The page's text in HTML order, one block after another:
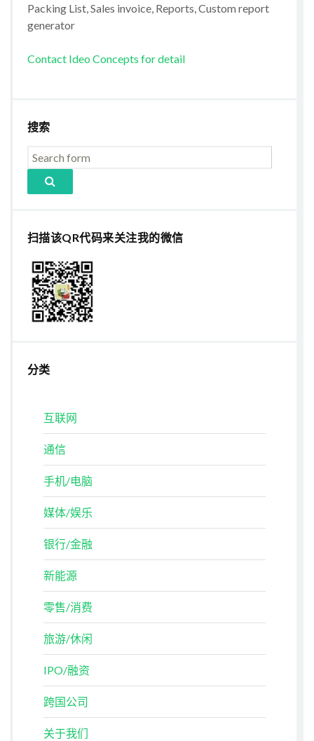
Packing List, Sales invoice, Reports, Custom report
generator
Contact Ideo Concepts for detail
搜索
扫描该QR代码来关注我的微信
分类
互联网
通信
手机/电脑
媒体/娱乐
银行/金融
新能源
零售/消费
旅游/休闲
IPO/融资
跨国公司
关于我们